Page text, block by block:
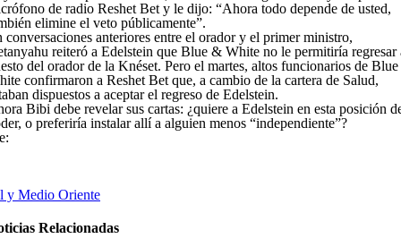
de radio Reshet Bet y le dijo: “Ahora todo depende de usted,
elimine el veto públicamente”.
conversaciones anteriores entre el orador y el primer ministro,
reiteró a Edelstein que Blue & White no le permitiría regresar
del orador de la Knéset. Pero el martes, altos funcionarios de
confirmaron a Reshet Bet que, a cambio de la cartera de Salud,
dispuestos a aceptar el regreso de Edelstein.
Bibi debe revelar sus cartas: ¿quiere a Edelstein en esta posición
o preferiría instalar allí a alguien menos “independiente”?
y Medio Oriente
Relacionadas